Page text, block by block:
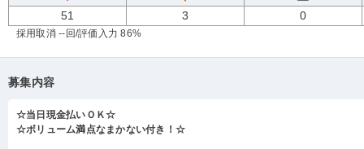
51 3 0
採用取消 --回/評価入力 86%
募集内容
☆当日現金払いＯＫ☆
☆ボリューム満点なまかない付き！☆